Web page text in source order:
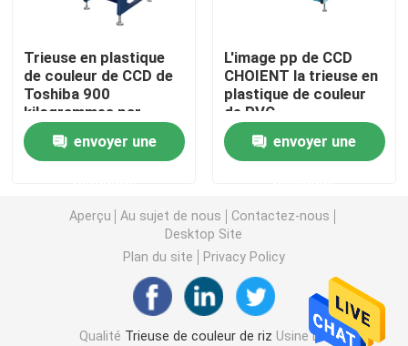
trieuse de couleur d'arachide
Les grains de café colorent la trieuse
Trieuse de couleur d'épice
trieuse de couleur de sésame
Trieuse Nuts de couleur
Trieuse en plastique
de couleur de CCD de
Toshiba 900
kilogrammes par
heure avec le filtre de
SMC
envoyer une
L'image pp de CCD
CHOIENT la trieuse en
plastique de couleur
de PVC
envoyer une
Aperçu Au sujet de nous
Contactez-nous
Desktop Site
Plan du site
Privacy Policy
Qualité Trieuse de couleur de riz Usine De